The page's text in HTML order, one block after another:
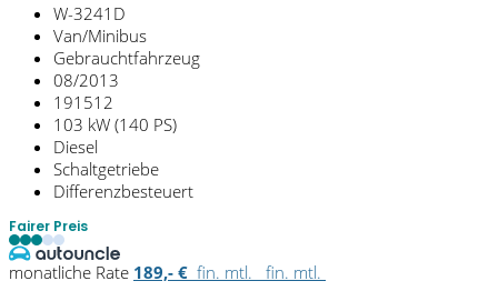
W-3241D
Van/Minibus
Gebrauchtfahrzeug
08/2013
191512
103 kW (140 PS)
Diesel
Schaltgetriebe
Differenzbesteuert
Fairer Preis
monatliche Rate 189,- € fin. mtl. fin. mtl.